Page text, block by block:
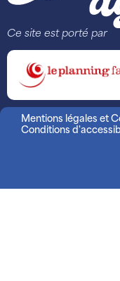
Ce site est porté par
Mentions légales et
Conditions